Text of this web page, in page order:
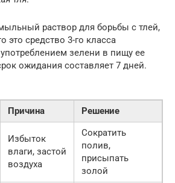
раствор для борьбы с тлей,
это средство 3-го класса
зелени в пищу ее
ожидания составляет 7 дней.
Причина Решение
Избыток
влаги, застой
воздуха
Сократить
полив,
присыпать
золой